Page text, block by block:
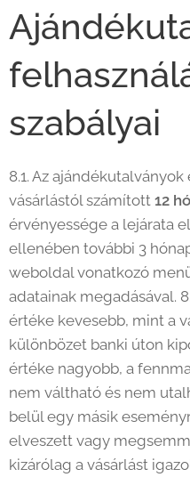
szabályai
8.1. Az
vásárlástól számított 12
érvényessége a lejárata
ellenében további 3
weboldal vonatkozó
adatainak megadásával.
értéke kevesebb, mint a
különbözet banki úton
értéke nagyobb, a
nem váltható és nem
belül egy másik
elveszett vagy
kizárólag a vásárlást